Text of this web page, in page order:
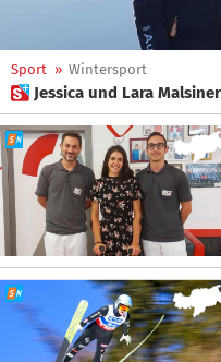
Sport » Wintersport
 Jessica und Lara